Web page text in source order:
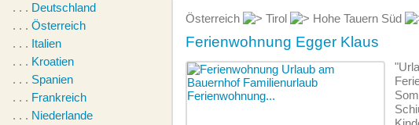
. . . Deutschland
. . . Österreich
. . . Italien
. . . Kroatien
. . . Spanien
. . . Frankreich
. . . Niederlande
Österreich Tirol Hohe Tauern Süd
Ferienwohnung Egger Klaus